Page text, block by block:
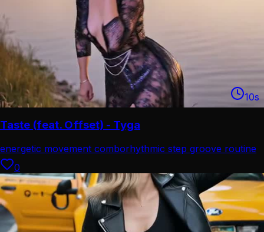
10s
Taste (feat. Offset) - Tyga
energetic movement comborhythmic step groove routine
0